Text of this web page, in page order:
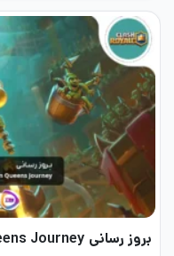
بروز رسانی Goblin Queens Journey کلش رویال